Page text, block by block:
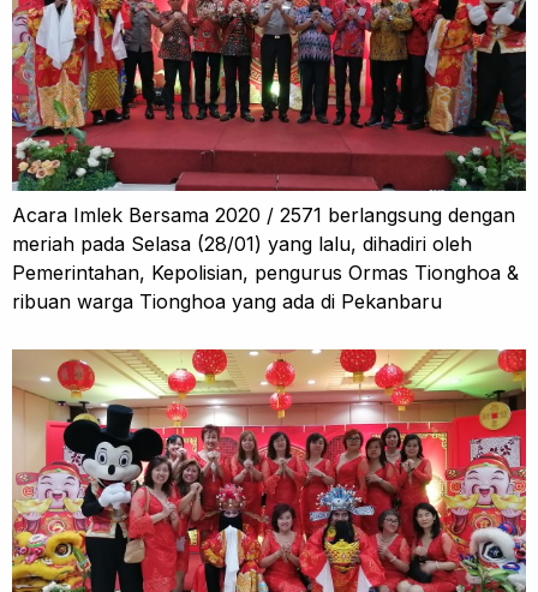
Acara Imlek Bersama 2020 / 2571 berlangsung dengan
meriah pada Selasa (28/01) yang lalu, dihadiri oleh
Pemerintahan, Kepolisian, pengurus Ormas Tionghoa &
ribuan warga Tionghoa yang ada di Pekanbaru